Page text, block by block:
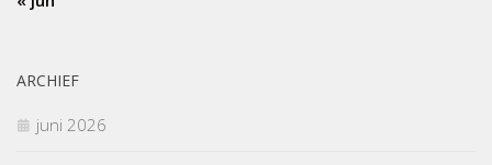
ARCHIEF
juni 2026